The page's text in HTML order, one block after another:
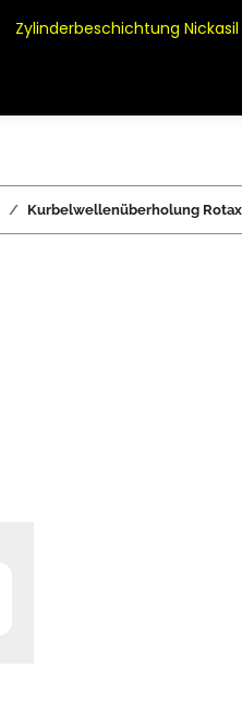
Zylinderbeschichtung Nickasil
Kurbelwellenüberholung Rotax